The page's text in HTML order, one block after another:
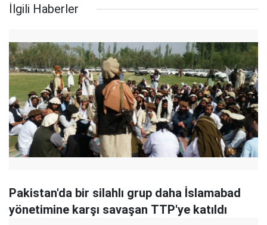
İlgili Haberler
Pakistan'da bir silahlı grup daha İslamabad
yönetimine karşı savaşan TTP'ye katıldı